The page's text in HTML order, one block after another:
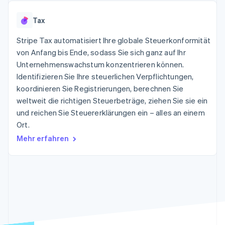
125
Zahlungen vor Ort
Authorization
Boost
Optimierung der
Autorisierungsraten
Link
Bezahlvorgang
Financial
Connections
Finanzdaten
Data Pipeline
Nach Branche
KI-Unternehmen
Creator Economy
Gaming
Bewirtung, Reisen und
Medien und
So setzen Sie
nutzungsbasierte
Abrechnung um
Stablecoin-gestützte
Karten ausgeben: So
geht´s
Bereitstellung und
Verwaltung von
Diensten mit Agenten
Ressourcen
Newsroom
Stripe Press
Kontakt
Sales-Team
kontaktieren
Tax
Stripe Tax automatisiert Ihre globale Steuerkonformität
von Anfang bis Ende, sodass Sie sich ganz auf Ihr
Unternehmenswachstum konzentrieren können.
Identifizieren Sie Ihre steuerlichen Verpflichtungen,
koordinieren Sie Registrierungen, berechnen Sie
weltweit die richtigen Steuerbeträge, ziehen Sie sie ein
und reichen Sie Steuererklärungen ein – alles an einem
Ort.
Mehr erfahren